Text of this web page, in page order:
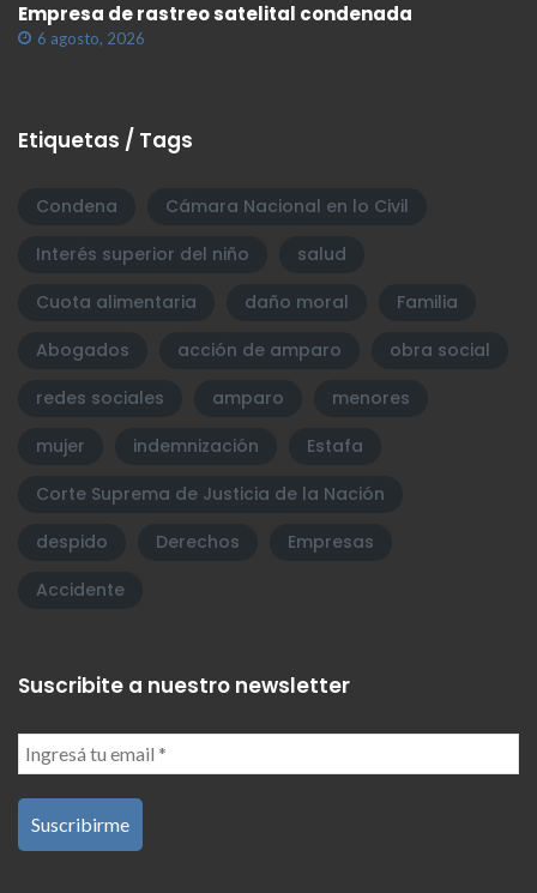
Empresa de rastreo satelital condenada
6 agosto, 2026
Etiquetas / Tags
Condena
Cámara Nacional en lo Civil
Interés superior del niño
salud
Cuota alimentaria
daño moral
Familia
Abogados
acción de amparo
obra social
redes sociales
amparo
menores
mujer
indemnización
Estafa
Corte Suprema de Justicia de la Nación
despido
Derechos
Empresas
Accidente
Suscribite a nuestro newsletter